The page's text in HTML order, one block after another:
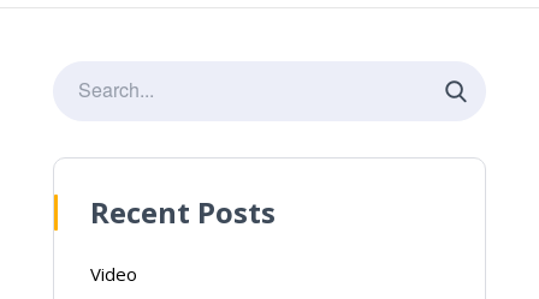
Recent Posts
Video